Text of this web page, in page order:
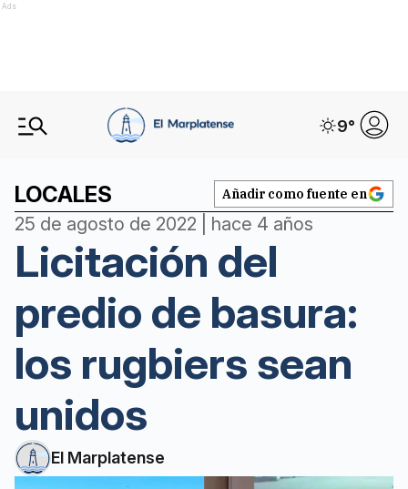
Ads
9°
LOCALES Añadir como fuente en
25 de agosto de 2022 | hace 4 años
Licitación del
predio de basura:
los rugbiers sean
unidos
El Marplatense